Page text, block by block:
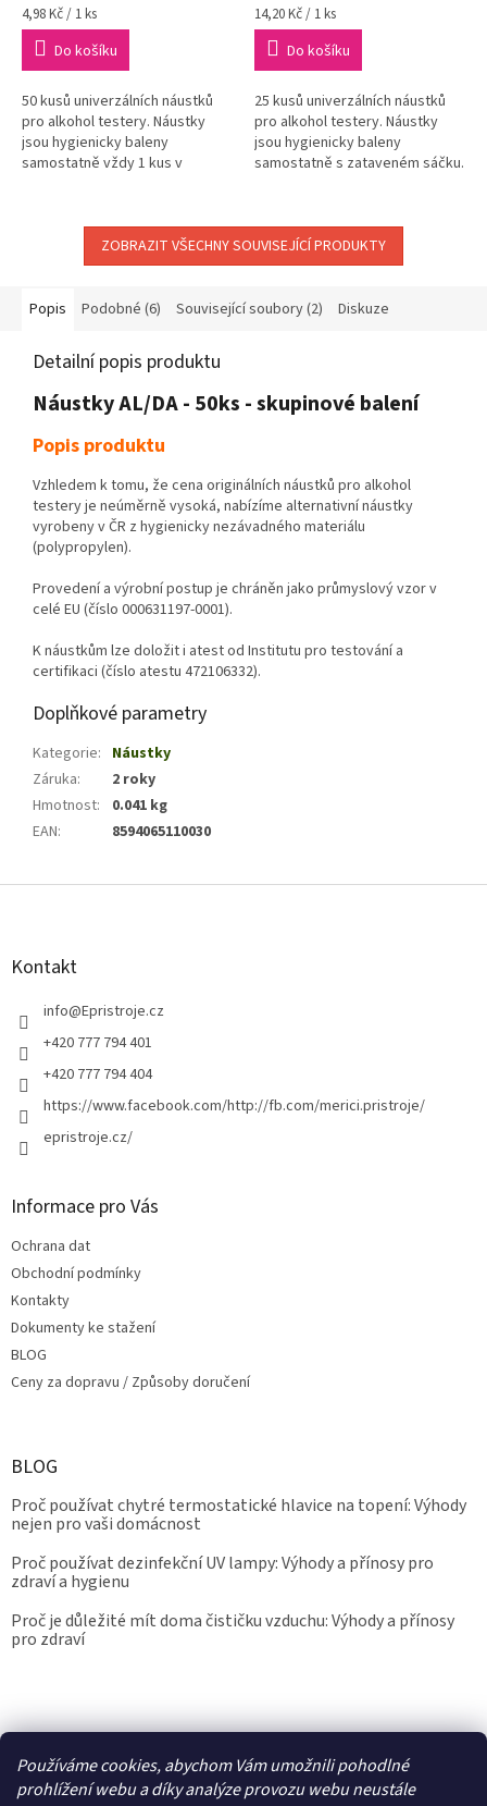
Používáme cookies, abychom Vám umožnili pohodlné
prohlížení webu a díky analýze provozu webu neustále
Měrná
cena:
4,98 Kč / 1 ks
Do košíku
50 kusů univerzálních náustků
pro alkohol testery. Náustky
jsou hygienicky baleny
samostatně vždy 1 kus v
Měrná
cena:
14,20 Kč / 1 ks
Do košíku
25 kusů univerzálních náustků
pro alkohol testery. Náustky
jsou hygienicky baleny
samostatně s zataveném sáčku.
ZOBRAZIT VŠECHNY SOUVISEJÍCÍ PRODUKTY
Popis Podobné (6) Související soubory (2) Diskuze
Detailní popis produktu
Náustky AL/DA - 50ks - skupinové balení
Popis produktu
Vzhledem k tomu, že cena originálních náustků pro alkohol
testery je neúměrně vysoká, nabízíme alternativní náustky
vyrobeny v ČR z hygienicky nezávadného materiálu
(polypropylen).
Provedení a výrobní postup je chráněn jako průmyslový vzor v
celé EU (číslo 000631197-0001).
K náustkům lze doložit i atest od Institutu pro testování a
certifikaci (číslo atestu 472106332).
Doplňkové parametry
Kategorie: Náustky
Záruka:
2 roky
Hmotnost:
0.041 kg
EAN: 8594065110030
Z
Kontakt
info@Epristroje.cz
+420 777 794 401
+420 777 794 404
https://www.facebook.com/http://fb.com/merici.pristroje/
epristroje.cz/
Informace pro Vás
Ochrana dat
Obchodní podmínky
Kontakty
Dokumenty ke stažení
BLOG
Ceny za dopravu / Způsoby doručení
BLOG
Proč používat chytré termostatické hlavice na topení: Výhody
nejen pro vaši domácnost
Proč používat dezinfekční UV lampy: Výhody a přínosy pro
zdraví a hygienu
Proč je důležité mít doma čističku vzduchu: Výhody a přínosy
pro zdraví